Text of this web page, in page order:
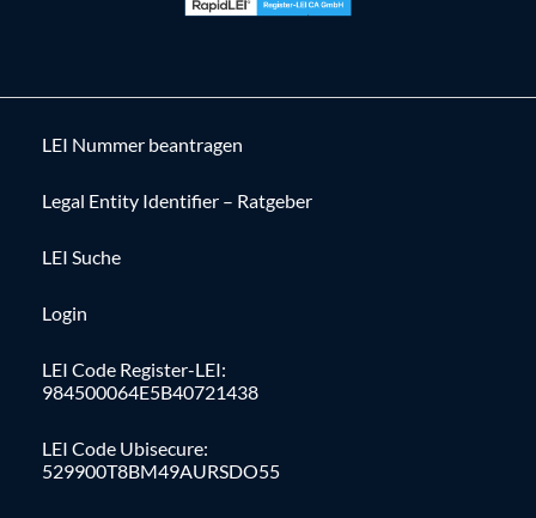
LEI Nummer beantragen
Legal Entity Identifier – Ratgeber
LEI Suche
Login
LEI Code Register-LEI:
984500064E5B40721438
LEI Code Ubisecure:
529900T8BM49AURSDO55